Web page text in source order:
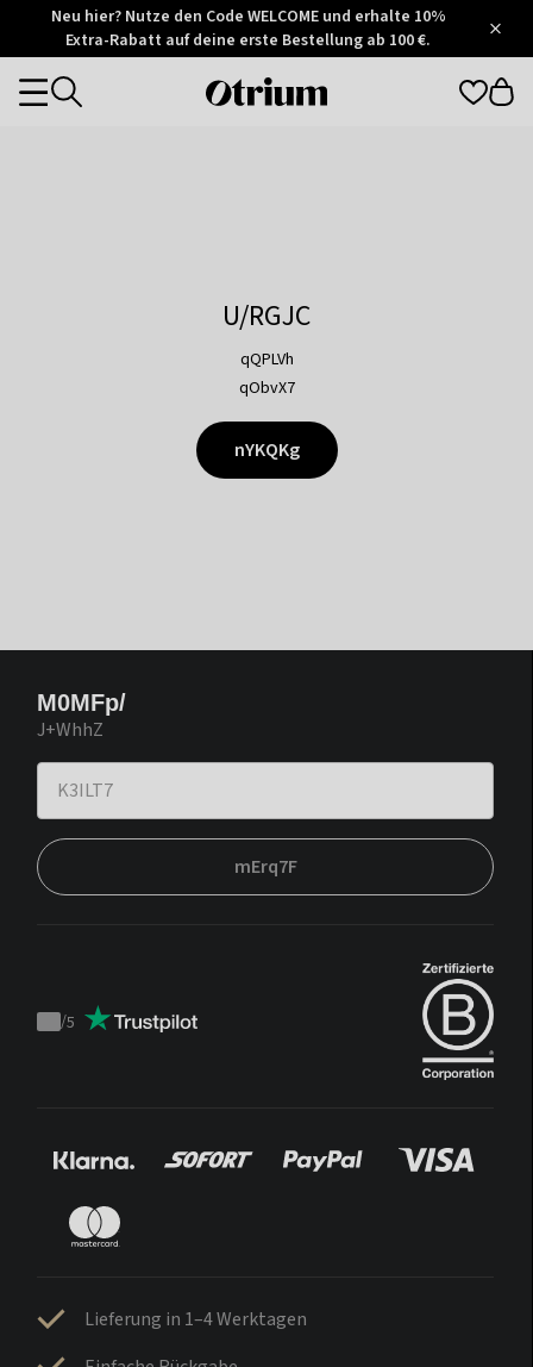
Otrium
Trustpilot
Neu hier? Nutze den Code WELCOME und erhalte 10%
Extra-Rabatt auf deine erste Bestellung ab 100 €.
Otrium
Categories
U/RGJC
qQPLVh
qObvX7
nYKQKg
M0MFp/
J+WhhZ
mErq7F
Trustpilot
/5
Lieferung in 1–4 Werktagen